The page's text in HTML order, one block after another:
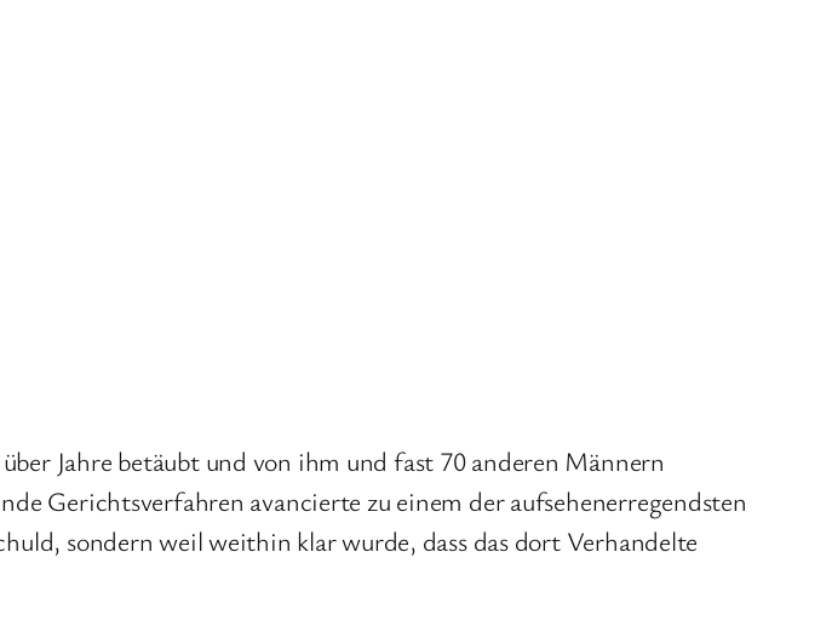
Jahre betäubt und von ihm und fast 70 anderen Männern
Gerichtsverfahren avancierte zu einem der aufsehenerregendsten
sondern weil weithin klar wurde, dass das dort Verhandelte